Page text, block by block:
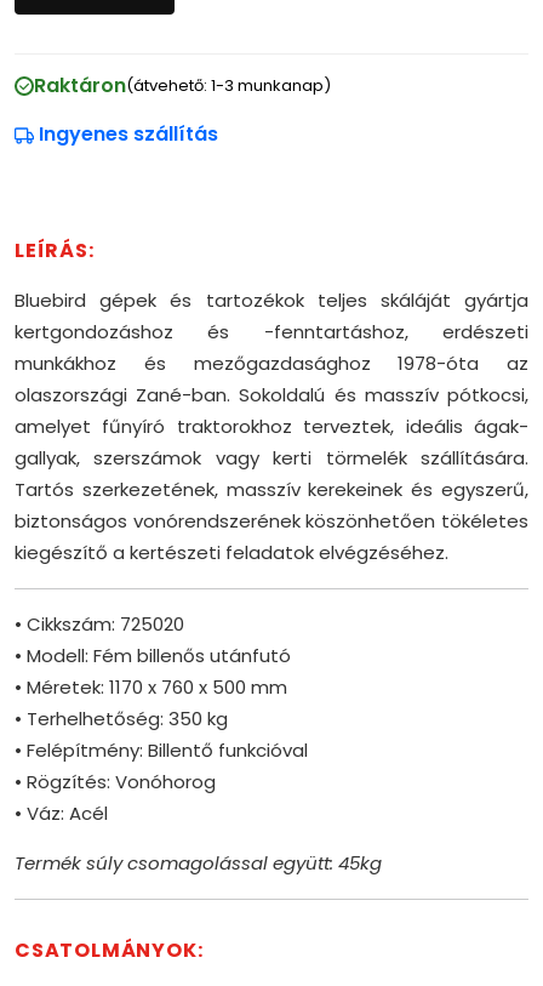
Raktáron(átvehető: 1-3 munkanap)
Ingyenes szállítás
Bluebird gépek és tartozékok teljes skáláját gyártja
kertgondozáshoz és -fenntartáshoz, erdészeti
munkákhoz és mezőgazdasághoz 1978-óta az
olaszországi Zané-ban. Sokoldalú és masszív pótkocsi,
amelyet fűnyíró traktorokhoz terveztek, ideális ágak-
gallyak, szerszámok vagy kerti törmelék szállítására.
Tartós szerkezetének, masszív kerekeinek és egyszerű,
biztonságos vonórendszerének köszönhetően tökéletes
kiegészítő a kertészeti feladatok elvégzéséhez.
• Cikkszám: 725020
• Modell: Fém billenős utánfutó
• Méretek: 1170 x 760 x 500 mm
• Terhelhetőség: 350 kg
• Felépítmény: Billentő funkcióval
• Rögzítés: Vonóhorog
• Váz: Acél
Termék súly csomagolással együtt: 45kg
CSATOLMÁNYOK: